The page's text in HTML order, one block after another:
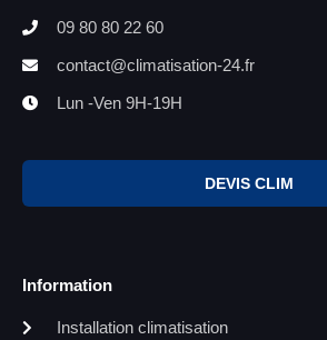
09 80 80 22 60
contact@climatisation-24.fr
Lun -Ven 9H-19H
DEVIS CLIM
Information
Installation climatisation